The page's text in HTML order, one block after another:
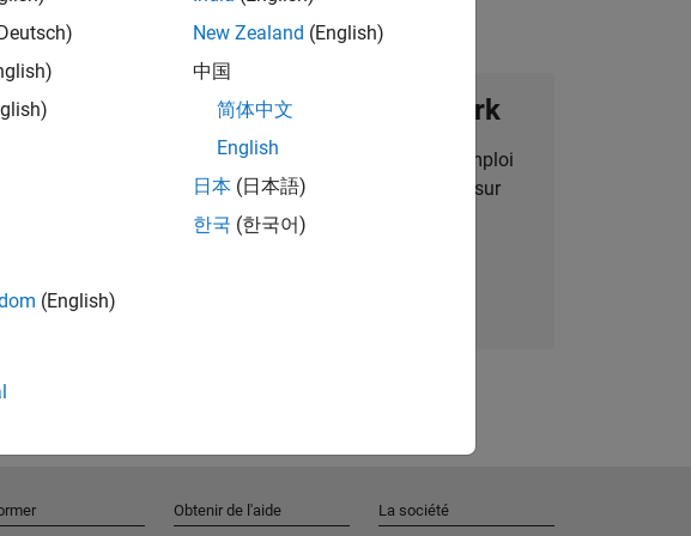
Rejoignez notre Talent Network
Recevez des alertes pour des opportunités d'emploi
personnalisées, des articles et des actualités sur
l'entreprise.
(English)
New Zealand (English)
中国
简体中文
English
日本 (日本語)
한국 (한국어)
Obtenir de l'aide La société